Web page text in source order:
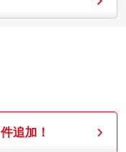
件追加！